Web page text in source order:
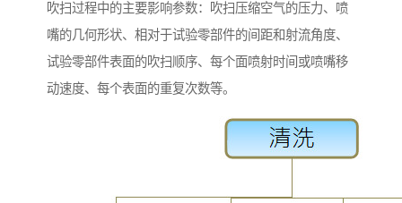
吹扫过程中的主要影响参数：吹扫压缩空气的压力、喷
嘴的几何形状、相对于试验零部件的间距和射流角度、
试验零部件表面的吹扫顺序、每个面喷射时间或喷嘴移
动速度、每个表面的重复次数等。